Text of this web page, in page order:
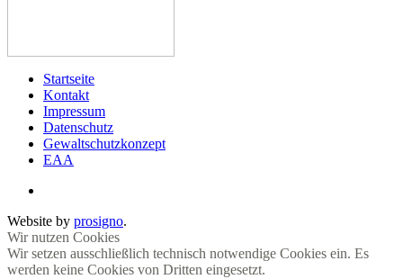
Startseite
Kontakt
Impressum
Datenschutz
Gewaltschutzkonzept
EAA
Website by prosigno.
Wir nutzen Cookies
Wir setzen ausschließlich technisch notwendige Cookies ein. Es
werden keine Cookies von Dritten eingesetzt.